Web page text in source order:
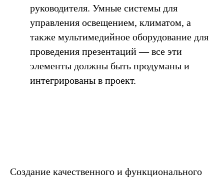
руководителя. Умные системы для
управления освещением, климатом, а
также мультимедийное оборудование для
проведения презентаций — все эти
элементы должны быть продуманы и
интегрированы в проект.
Создание качественного и функционального